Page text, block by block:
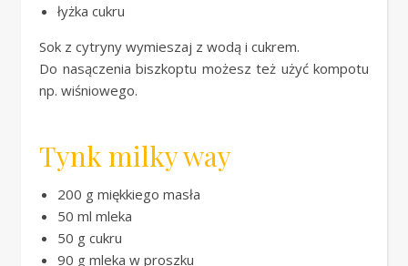
łyżka cukru
Sok z cytryny wymieszaj z wodą i cukrem.
Do nasączenia biszkoptu możesz też użyć kompotu
np. wiśniowego.
Tynk milky way
200 g miękkiego masła
50 ml mleka
50 g cukru
90 g mleka w proszku